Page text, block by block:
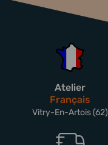
Atelier
Français
Vitry-En-Artois (62)